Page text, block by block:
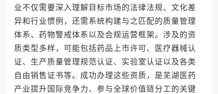
业不仅需要深入理解目标市场的法律法规、文化差
异和行业惯例，还需系统构建与之匹配的质量管理
体系、药物警戒体系以及合规运营框架。涉及的资
质类型多样，可能包括药品上市许可、医疗器械认
证、生产质量管理规范认证、实验室认证以及各类
自由销售证书等。成功办理这些资质，是芜湖医药
产业提升国际竞争力、参与全球价值链分工的关键